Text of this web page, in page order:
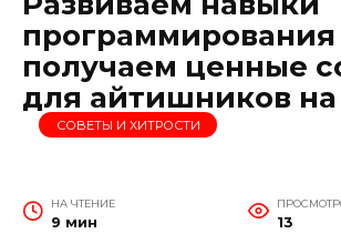
программирования
получаем ценные
для айтишников на
СОВЕТЫ И ХИТРОСТИ
НА ЧТЕНИЕ
9 мин 13